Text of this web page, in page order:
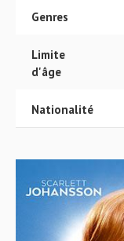
Genres
Limite
d'âge
Nationalité